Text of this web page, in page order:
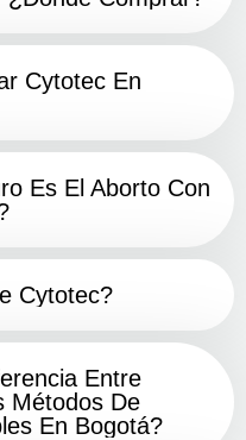
Cytotec En
Es El Aborto Con
Cytotec?
Entre
Métodos De
En Bogotá?